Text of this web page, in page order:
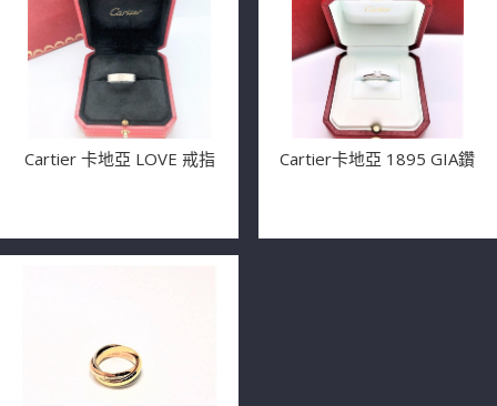
Cartier 卡地亞 LOVE 戒指 Cartier卡地亞 1895 GIA鑽